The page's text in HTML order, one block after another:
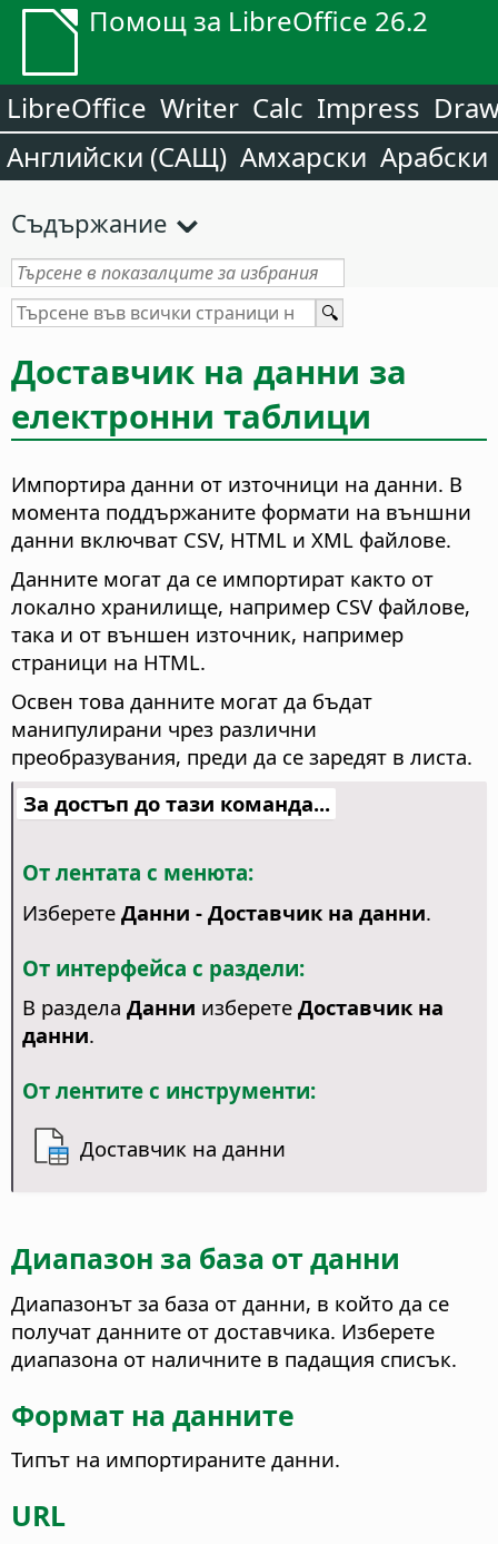
Помощ за LibreOffice 26.2
LibreOffice Writer Calc Impress
Английски (САЩ) Амхарски Арабски
Съдържание
Доставчик на данни за
електронни таблици
Импортира данни от източници на данни. В
момента поддържаните формати на външни
данни включват CSV, HTML и XML файлове.
Данните могат да се импортират както от
локално хранилище, например CSV файлове,
така и от външен източник, например
страници на HTML.
Освен това данните могат да бъдат
манипулирани чрез различни
преобразувания, преди да се заредят в листа.
За достъп до тази команда...
От лентата с менюта:
Изберете Данни - Доставчик на данни.
От интерфейса с раздели:
В раздела Данни изберете Доставчик на
данни.
От лентите с инструменти:
Доставчик на данни
Диапазон за база от данни
Диапазонът за база от данни, в който да се
получат данните от доставчика. Изберете
диапазона от наличните в падащия списък.
Формат на данните
Типът на импортираните данни.
URL